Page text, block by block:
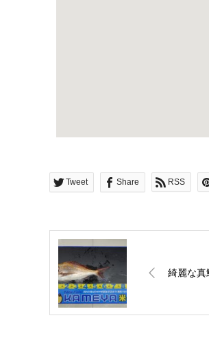
Tweet Share RSS
綺麗な真